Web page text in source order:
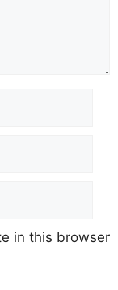
in this browser